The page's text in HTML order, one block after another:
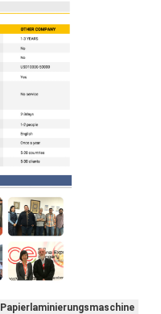
Papierlaminierungsmaschine